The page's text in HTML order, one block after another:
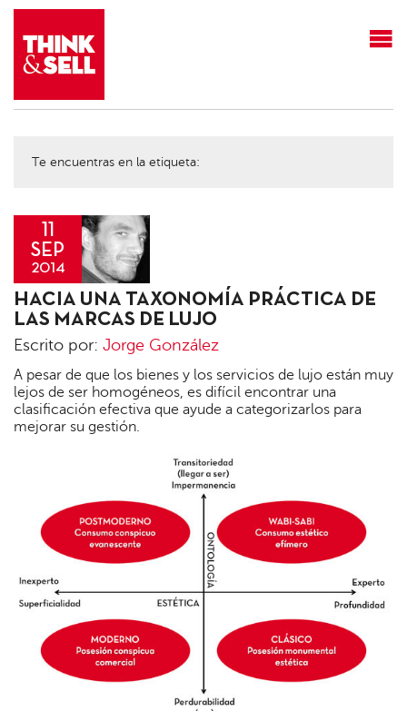
THINK&SELL
Te encuentras en la etiqueta:
SEP
2014
Jorge
González
HACIA UNA TAXONOMÍA PRÁCTICA DE
LAS MARCAS DE LUJO
Escrito por: Jorge González
A pesar de que los bienes y los servicios de lujo están muy
lejos de ser homogéneos, es difícil encontrar una
clasificación efectiva que ayude a categorizarlos para
mejorar su gestión.